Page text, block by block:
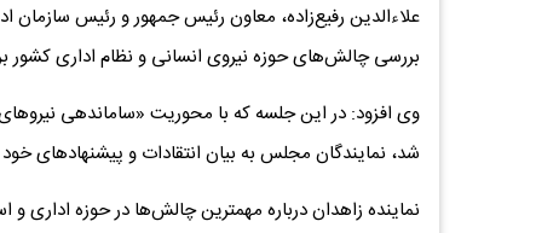
علاءالدین رفیع‌زاده، معاون رئیس جمهور و رئیس
بررسی چالش‌های حوزه نیروی انسانی و نظام اداری کشور
وی افزود: در این جلسه که با محوریت «ساماندهی
شد، نمایندگان مجلس به بیان انتقادات و پیشنهادهای خود
نماینده زاهدان درباره مهمترین چالش‌ها در حوزه